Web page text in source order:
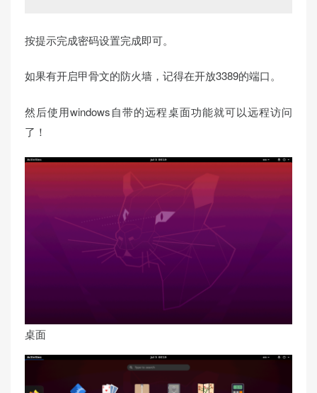
按提示完成密码设置完成即可。
如果有开启甲骨文的防火墙，记得在开放3389的端口。
然后使用windows自带的远程桌面功能就可以远程访问
了！
桌面